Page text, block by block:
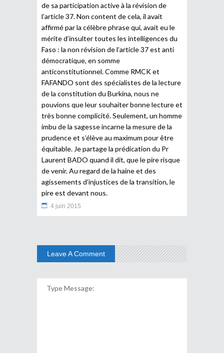
de sa participation active à la révision de
l’article 37. Non content de cela, il avait
affirmé par la célèbre phrase qui, avait eu le
mérite d’insulter toutes les intelligences du
Faso : la non révision de l’article 37 est anti
démocratique, en somme
anticonstitutionnel. Comme RMCK et
FAFANDO sont des spécialistes de la lecture
de la constitution du Burkina, nous ne
pouvions que leur souhaiter bonne lecture et
très bonne complicité. Seulement, un homme
imbu de la sagesse incarne la mesure de la
prudence et s’élève au maximum pour être
équitable. Je partage la prédication du Pr
Laurent BADO quand il dit, que le pire risque
de venir. Au regard de la haine et des
agissements d’injustices de la transition, le
pire est devant nous.
4 juin 2015
Leave A Comment